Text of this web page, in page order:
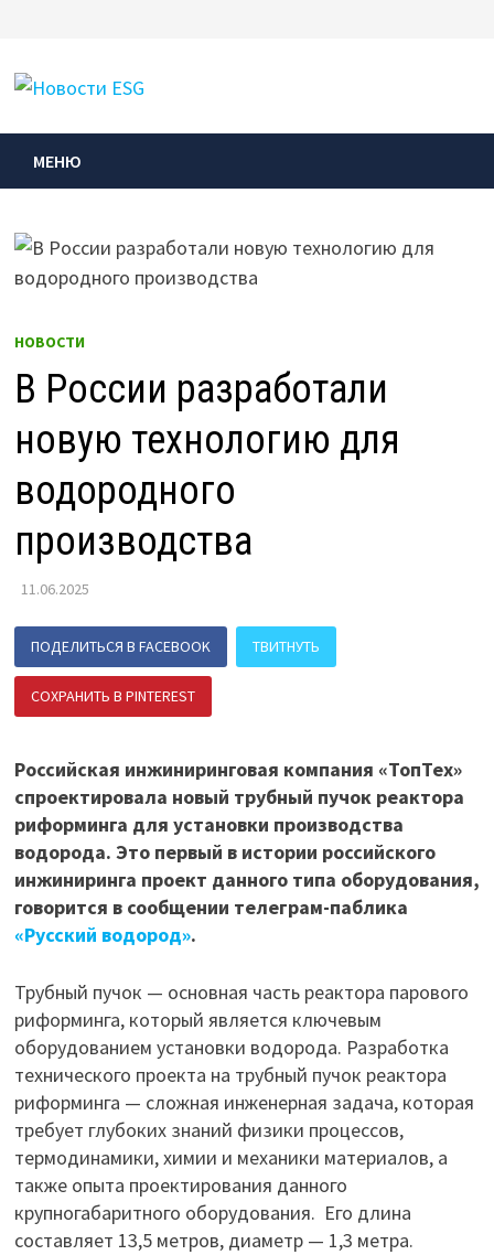
содержимому
МЕНЮ
НОВОСТИ
В России разработали
новую технологию для
водородного
производства
11.06.2025
ПОДЕЛИТЬСЯ В FACEBOOK ТВИТНУТЬ
СОХРАНИТЬ В PINTEREST
Российская инжиниринговая компания «ТопТех»
спроектировала новый трубный пучок реактора
риформинга для установки производства
водорода. Это первый в истории российского
инжиниринга проект данного типа оборудования,
говорится в сообщении телеграм-паблика
«Русский водород».
Трубный пучок — основная часть реактора парового
риформинга, который является ключевым
оборудованием установки водорода. Разработка
технического проекта на трубный пучок реактора
риформинга — сложная инженерная задача, которая
требует глубоких знаний физики процессов,
термодинамики, химии и механики материалов, а
также опыта проектирования данного
крупногабаритного оборудования. Его длина
составляет 13,5 метров, диаметр — 1,3 метра.